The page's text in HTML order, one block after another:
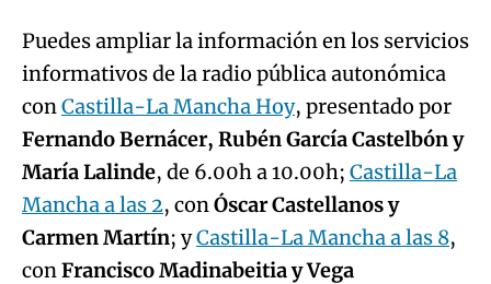
Puedes ampliar la información en los servicios
informativos de la radio pública autonómica
conCastilla-La Mancha Hoy, presentado por
Fernando Bernácer, Rubén García Castelbón y
María Lalinde, de 6.00h a 10.00h; Castilla-La
Mancha a las 2, conÓscar Castellanos y
Carmen Martín; yCastilla-La Mancha a las 8,
conFrancisco Madinabeitia y Vega